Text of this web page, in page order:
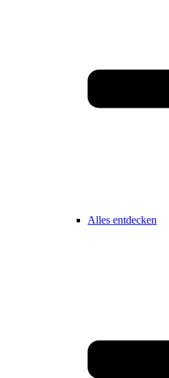
Alles entdecken